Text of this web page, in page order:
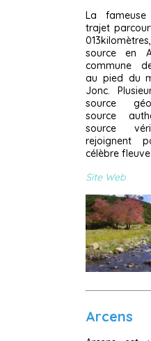
La
trajet
source en
commune
au pied du
Jonc.
source
source
source
rejoignent
célèbre
Site Web
Arcens